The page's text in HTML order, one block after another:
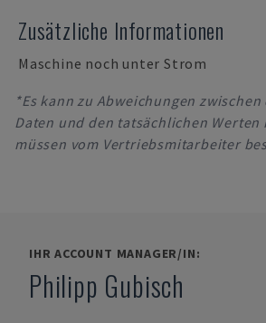
Zusätzliche Informationen
Maschine noch unter Strom
*Es kann zu Abweichungen
Daten und den tatsächlichen Werten
müssen vom Vertriebsmitarbeiter
IHR ACCOUNT MANAGER/IN:
Philipp Gubisch